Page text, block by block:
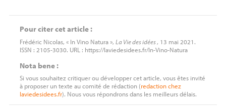
Pour citer cet article :
Frédéric Nicolas, « In Vino Natura », La Vie des idées, 13 mai 2021.
ISSN : 2105-3030. URL : https://laviedesidees.fr/In-Vino-Natura
Nota bene :
Si vous souhaitez critiquer ou développer cet article, vous êtes invité
à proposer un texte au comité de rédaction (redactionchez
laviedesidees.fr). Nous vous répondrons dans les meilleurs délais.